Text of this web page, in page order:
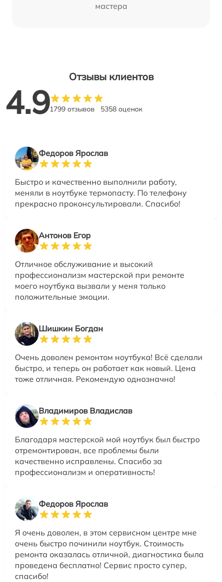
мастера
Отзывы клиентов
4.91799 отзывов 5358 оценок
Федоров Ярослав
Быстро и качественно выполнили работу,
меняли в ноутбуке термопасту. По телефону
прекрасно проконсультировали. Спасибо!
Антонов Егор
Отличное обслуживание и высокий
профессионализм мастерской при ремонте
моего ноутбука вызвали у меня только
положительные эмоции.
Шишкин Богдан
Очень доволен ремонтом ноутбука! Всё сделали
быстро, и теперь он работает как новый. Цена
тоже отличная. Рекомендую однозначно!
Владимиров Владислав
Благодаря мастерской мой ноутбук был быстро
отремонтирован, все проблемы были
качественно исправлены. Спасибо за
профессионализм и оперативность!
Федоров Ярослав
Я очень доволен, в этом сервисном центре мне
очень быстро починили ноутбук. Стоимость
ремонта оказалась отличной, диагностика была
проведена бесплатно! Сервис просто супер,
спасибо!